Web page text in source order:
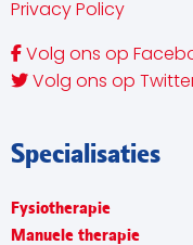
Privacy Policy
Volg ons op
Volg ons op
Specialisaties
Fysiotherapie
Manuele therapie